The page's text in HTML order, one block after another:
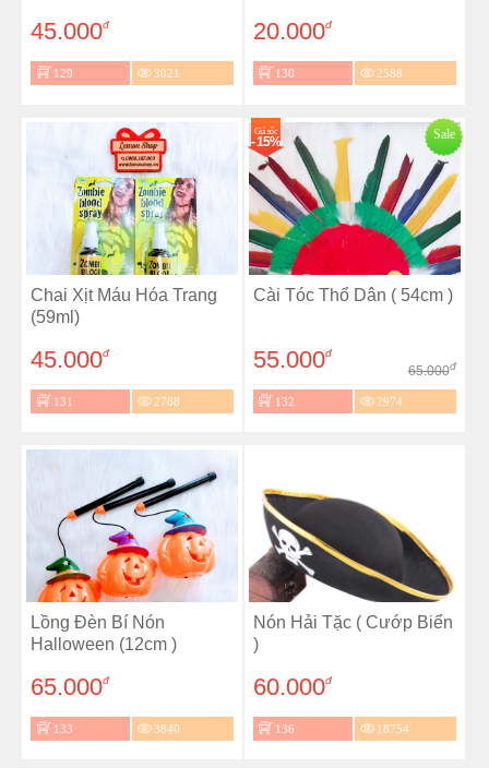
45.000đ
129 3021
20.000đ
130 2588
Chai Xịt Máu Hóa Trang
(59ml)
45.000đ
131 2788
Sale
Giá sốc
- 15%
Cài Tóc Thổ Dân ( 54cm )
55.000đ
65.000đ
132 2974
Lồng Đèn Bí Nón
Halloween (12cm )
65.000đ
133 3840
Nón Hải Tặc ( Cướp Biển
)
60.000đ
136 18754